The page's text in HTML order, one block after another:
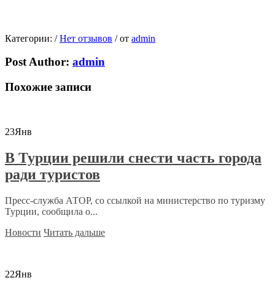
Категории: / Нет отзывов /от admin
Post Author: admin
Похожие записи
23Янв
В Турции решили снести часть города
ради туристов
Пресс-служба АТОР, со ссылкой на министерство по туризму
Турции, сообщила о...
Новости Читать дальше
22Янв